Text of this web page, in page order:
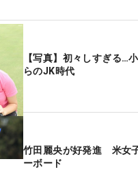
【写真】初々しすぎる…
らのJK時代
竹田麗央が好発進 米女
ーボード